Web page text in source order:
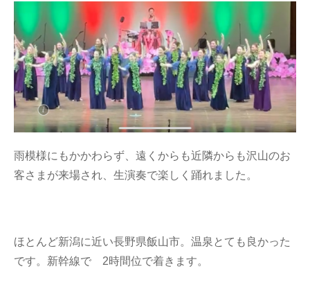
雨模様にもかかわらず、遠くからも近隣からも沢山のお
客さまが来場され、生演奏で楽しく踊れました。
ほとんど新潟に近い長野県飯山市。温泉とても良かった
です。新幹線で 2時間位で着きます。